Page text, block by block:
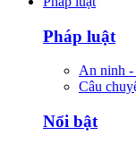
Pháp luật
An ninh -
Câu
Nổi bật